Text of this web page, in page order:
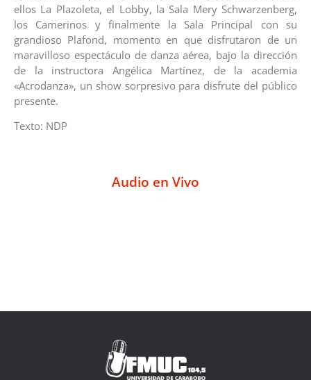
ellos La Plazoleta, el Lobby, la Sala Mery Schwarzenberg,
los Camerinos y finalmente la Sala Principal con su
grandioso Plafond, momento en que disfrutaron de un
maravilloso espectáculo de danza aérea, bajo la dirección
de la instructora Angélica Martínez, de la academia
«Acrodanza», un show sorpresivo para disfrute del público
presente.
Texto: NDP
Audio en Vivo